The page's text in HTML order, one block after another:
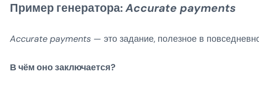
Пример генератора:Accurate payments
Accurate payments — это задание, полезное в
В чём оно заключается?